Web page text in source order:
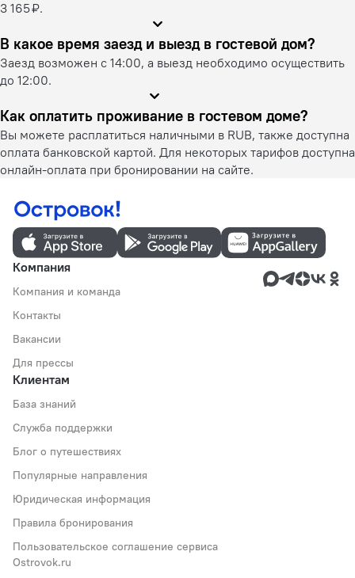
3 165 ₽.
В какое время заезд и выезд в гостевой дом?
Заезд возможен с 14:00, а выезд необходимо осуществить
до 12:00.
Как оплатить проживание в гостевом доме?
Вы можете расплатиться наличными в RUB, также доступна
оплата банковской картой. Для некоторых тарифов доступна
онлайн-оплата при бронировании на сайте.
Компания
Компания и команда
Контакты
Вакансии
Для прессы
Клиентам
База знаний
Служба поддержки
Блог о путешествиях
Популярные направления
Юридическая информация
Правила бронирования
Пользовательское соглашение сервиса
Ostrovok.ru